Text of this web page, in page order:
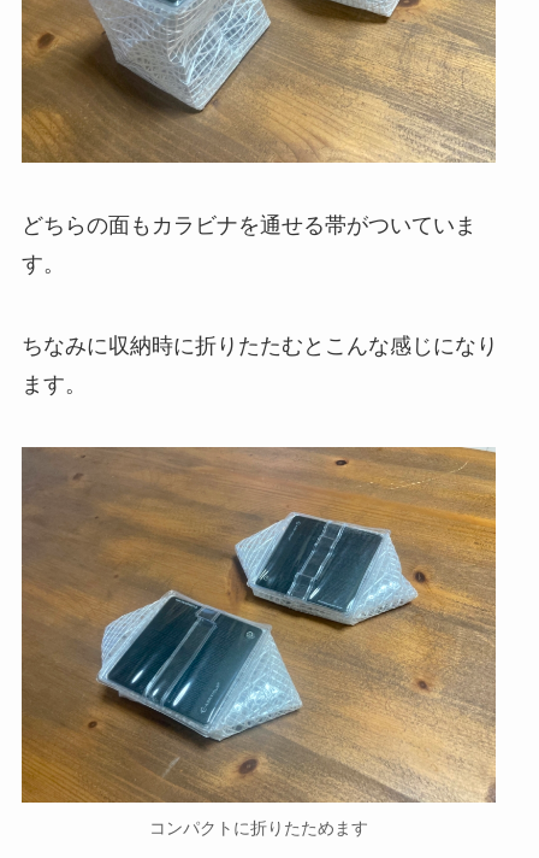
どちらの面もカラビナを通せる帯がついていま
す。
ちなみに収納時に折りたたむとこんな感じになり
ます。
コンパクトに折りたためます